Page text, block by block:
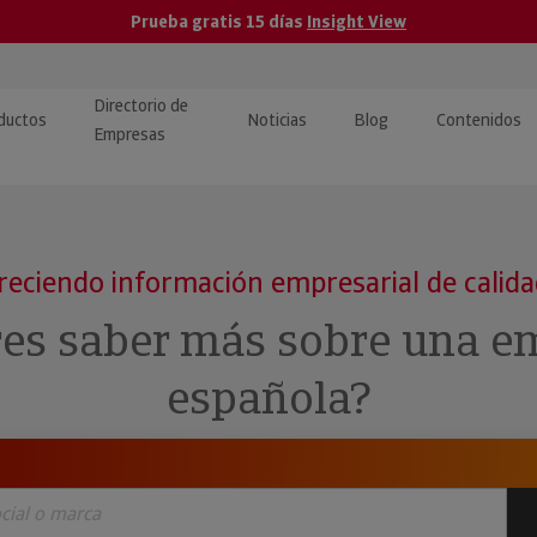
Prueba gratis 15 días Insight View
y ERP
· Recuperación de
Directorio de
Empresas
Noticias Blog Contenidos
Pública
Investigada
información empresarial de
saber más sobre una
española?